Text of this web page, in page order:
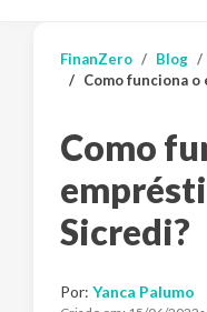
FinanZero Blog
Como funciona o
Como
Sicredi?
Por: Yanca Palumo